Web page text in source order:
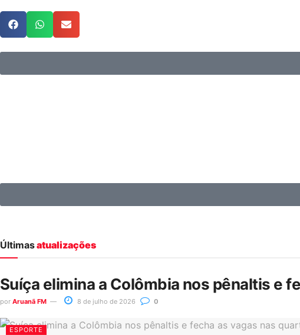
Últimasatualizações
Suíça elimina a Colômbia nos pênaltis e
por Aruanã FM 8 de julho de 2026 0
ESPORTE